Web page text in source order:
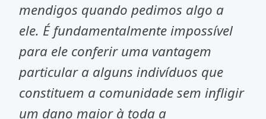
mendigos quando pedimos algo a
ele. É fundamentalmente impossível
para ele conferir uma vantagem
particular a alguns indivíduos que
constituem a comunidade sem infligir
um dano maior à toda a